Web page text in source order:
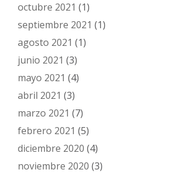
octubre 2021 (1)
septiembre 2021 (1)
agosto 2021 (1)
junio 2021 (3)
mayo 2021 (4)
abril 2021 (3)
marzo 2021 (7)
febrero 2021 (5)
diciembre 2020 (4)
noviembre 2020 (3)